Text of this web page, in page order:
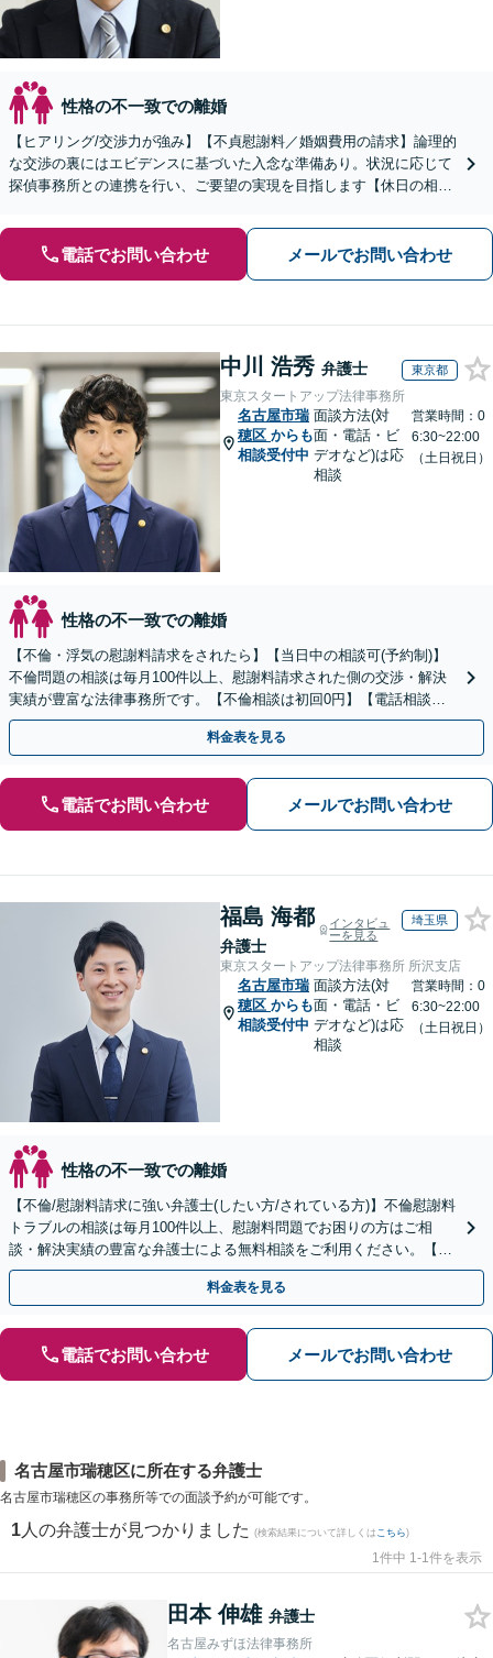
性格の不一致での離婚
【ヒアリング/交渉力が強み】【不貞慰謝料／婚姻費用の請求】論理的
な交渉の裏にはエビデンスに基づいた入念な準備あり。状況に応じて
探偵事務所との連携を行い、ご要望の実現を目指します【休日の相談
電話でお問い合わせ メールでお問い合わせ
中川 浩秀 弁護士 東京都
東京スタートアップ法律事務所
名古屋市瑞
穂区 からも
相談受付中
面談方法(対
面・電話・ビ
デオなど)は応
相談
営業時間：0
6:30~22:00
（土日祝日）
性格の不一致での離婚
【不倫・浮気の慰謝料請求をされたら】【当日中の相談可(予約制)】
不倫問題の相談は毎月100件以上、慰謝料請求された側の交渉・解決
実績が豊富な法律事務所です。【不倫相談は初回0円】【電話相談で
ご契約まで対応可/来所不要】
料金表を見る
電話でお問い合わせ メールでお問い合わせ
福島 海都
弁護士
インタビュ
ーを見る
埼玉県
東京スタートアップ法律事務所 所沢支店
名古屋市瑞
穂区 からも
相談受付中
面談方法(対
面・電話・ビ
デオなど)は応
相談
営業時間：0
6:30~22:00
（土日祝日）
性格の不一致での離婚
【不倫/慰謝料請求に強い弁護士(したい方/されている方)】不倫慰謝料
トラブルの相談は毎月100件以上、慰謝料問題でお困りの方はご相
談・解決実績の豊富な弁護士による無料相談をご利用ください。【不
倫相談は初回0円】【全国対応】
料金表を見る
電話でお問い合わせ メールでお問い合わせ
名古屋市瑞穂区に所在する弁護士
名古屋市瑞穂区の事務所等での面談予約が可能です。
1 人の弁護士が見つかりました (検索結果について詳しくは こちら)
1件中 1-1件を表示
田本 伸雄 弁護士
名古屋みずほ法律事務所